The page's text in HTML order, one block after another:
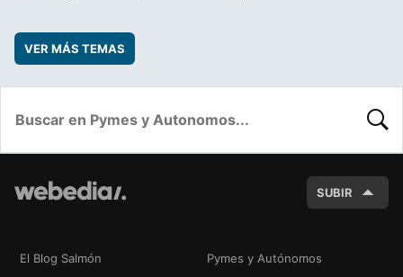
VER MÁS TEMAS
SUBIR
El Blog Salmón Pymes y Autónomos